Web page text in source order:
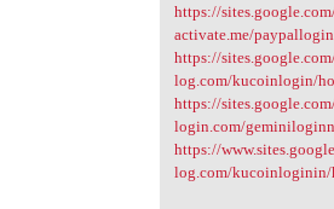
https://
activate.me/
https://
log.com/kucoinlogin/
https://
login.com/
https://
log.com/kucoinloginin/